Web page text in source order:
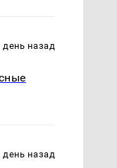
день назад
день назад